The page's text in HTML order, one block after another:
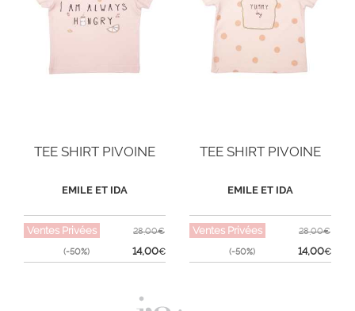
TEE SHIRT PIVOINE
EMILE ET IDA
Ventes Privées
(-50%)
28,00€
14,00€
TEE SHIRT PIVOINE
EMILE ET IDA
Ventes Privées
(-50%)
28,00€
14,00€